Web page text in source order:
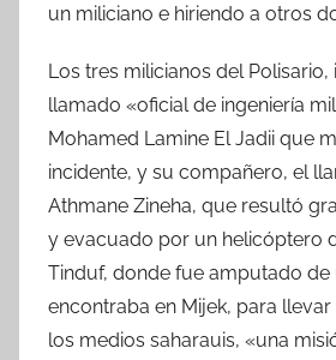
un miliciano e hiriendo a otros
Los tres milicianos del Polisario,
llamado «oficial de ingeniería
Mohamed Lamine El Jadii que
incidente, y su compañero, el
Athmane Zineha, que resultó
y evacuado por un helicóptero
Tinduf, donde fue amputado de
encontraba en Mijek, para
los medios saharauis, «una